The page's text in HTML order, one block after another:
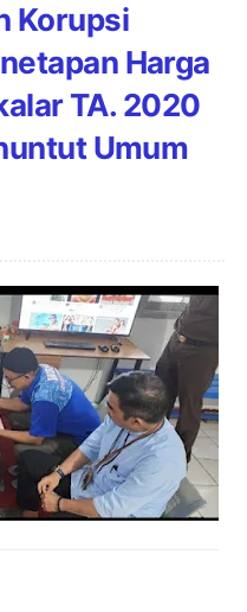
Korupsi
Harga
TA. 2020
Umum